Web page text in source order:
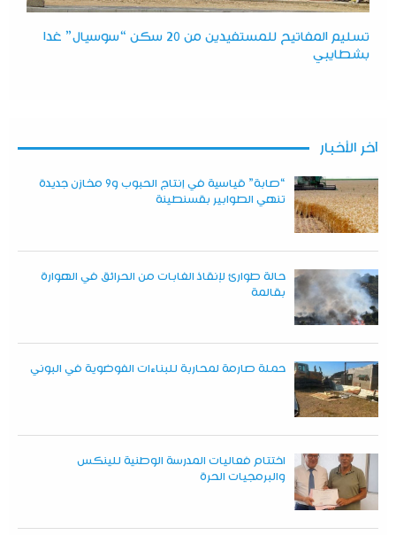
تسليم المفاتيح للمستفيدين من 20 سكن “سوسيال” غدا
بشطايبي
آخر الأخبار
“صابة” قياسية في إنتاج الحبوب و9 مخازن جديدة
تنهي الطوابير بقسنطينة
حالة طوارئ لإنقاذ الغابات من الحرائق في الهوارة
بقالمة
حملة صارمة لمحاربة للبناءات الفوضوية في البوني
اختتام فعاليات المدرسة الوطنية للينكس
والبرمجيات الحرة